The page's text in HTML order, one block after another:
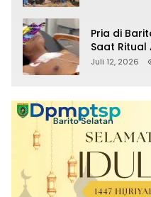
Pria di
Saat Ritual
Pelaku
Juli 12, 2026